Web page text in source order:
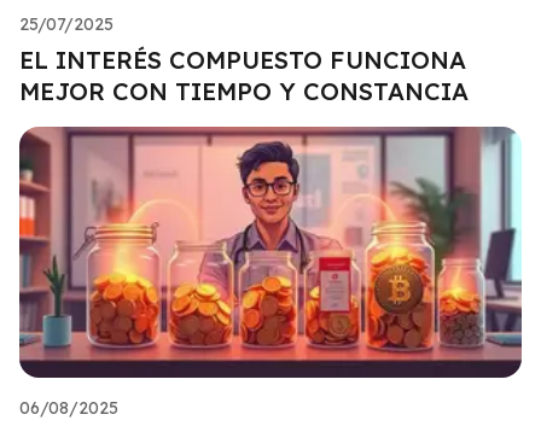
25/07/2025
EL INTERÉS COMPUESTO FUNCIONA
MEJOR CON TIEMPO Y CONSTANCIA
06/08/2025